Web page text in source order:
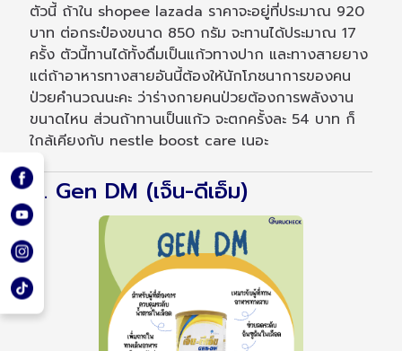
ตัวนี้ ถ้าใน shopee lazada ราคาจะอยู่ที่ประมาณ 920
บาท ต่อกระป๋องขนาด 850 กรัม จะทานได้ประมาณ 17
ครั้ง ตัวนี้ทานได้ทั้งดื่มเป็นแก้วทางปาก และทางสายยาง
แต่ถ้าอาหารทางสายอันนี้ต้องให้นักโภชนาการของคน
ป่วยคำนวณนะคะ ว่าร่างกายคนป่วยต้องการพลังงาน
ขนาดไหน ส่วนถ้าทานเป็นแก้ว จะตกครั้งละ 54 บาท ก็
ใกล้เคียงกับ nestle boost care เนอะ
4. Gen DM (เจ็น-ดีเอ็ม)